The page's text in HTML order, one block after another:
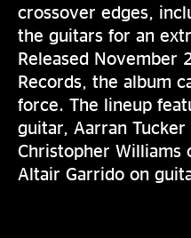
crossover edges,
the guitars for an
Released November
Records, the album
force. The lineup
guitar, Aarran Tucker
Christopher Williams
Altair Garrido on